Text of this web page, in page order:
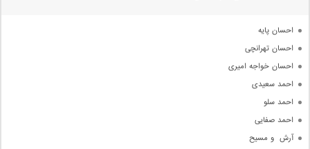
احسان پایه
احسان تهرانچی
احسان خواجه امیری
احمد سعیدی
احمد سلو
احمد صفایی
آرش  و مسیح